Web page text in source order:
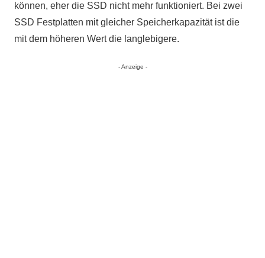
können, eher die SSD nicht mehr funktioniert. Bei zwei
SSD Festplatten mit gleicher Speicherkapazität ist die
mit dem höheren Wert die langlebigere.
- Anzeige -